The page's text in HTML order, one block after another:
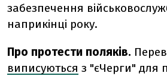
забезпечення
наприкінці року.
Про протести поляків.
виписуються з "єЧерги" для